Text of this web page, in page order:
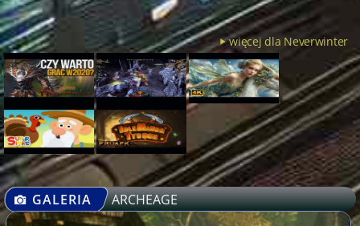
więcej dla Neverwinter
GALERIA ARCHEAGE